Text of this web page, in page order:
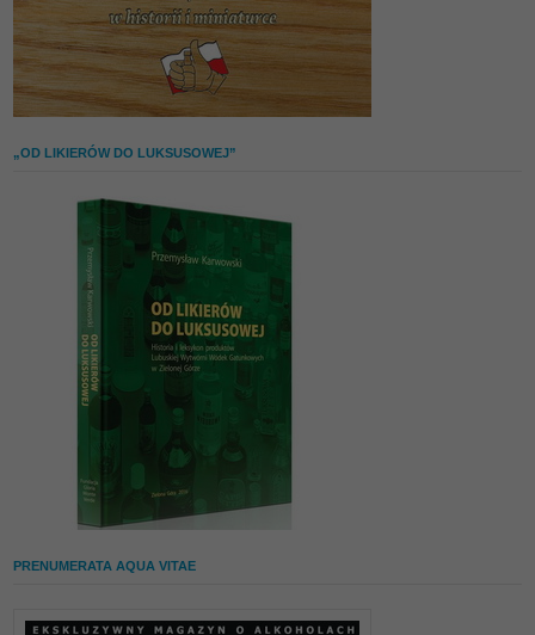
„OD LIKIERÓW DO LUKSUSOWEJ”
PRENUMERATA AQUA VITAE